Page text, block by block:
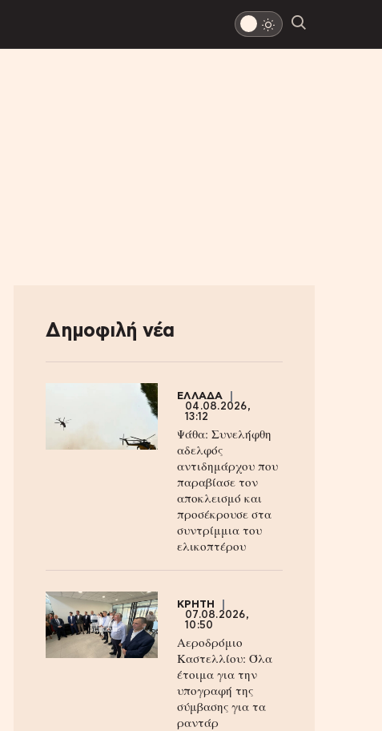
Δημοφιλή νέα
ΕΛΛΑΔΑ
04.08.2026,
13:12
Ψάθα: Συνελήφθη
αδελφός
αντιδημάρχου που
παραβίασε τον
αποκλεισμό και
προσέκρουσε στα
συντρίμμια του
ελικοπτέρου
ΚΡΗΤΗ
07.08.2026,
10:50
Αεροδρόμιο
Καστελλίου: Όλα
έτοιμα για την
υπογραφή της
σύμβασης για τα
ραντάρ